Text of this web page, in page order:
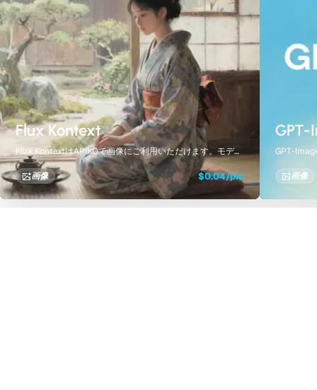
Flux Kontext
Flux KontextはAPIXOで画像にご利用いただけます。モデル
ページでは、作例、生成コントロール、料金、結果を一つ
の集約されたワークスペースで確認できます。
画像 $0.04/pic
GPT-
GPT-
つの集約
画像